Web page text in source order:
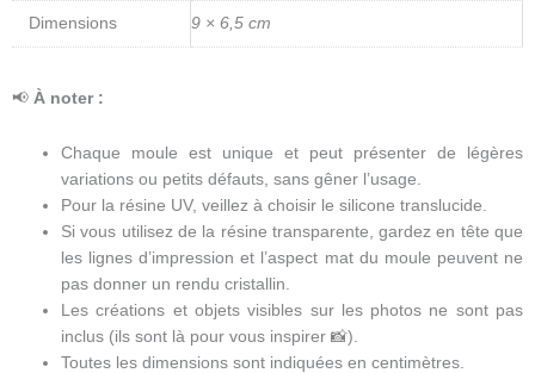
Dimensions 9 × 6,5 cm
📢 À noter :
Chaque moule est unique et peut présenter de légères
variations ou petits défauts, sans gêner l’usage.
Pour la résine UV, veillez à choisir le silicone translucide.
Si vous utilisez de la résine transparente, gardez en tête que
les lignes d’impression et l’aspect mat du moule peuvent ne
pas donner un rendu cristallin.
Les créations et objets visibles sur les photos ne sont pas
inclus (ils sont là pour vous inspirer 📸).
Toutes les dimensions sont indiquées en centimètres.